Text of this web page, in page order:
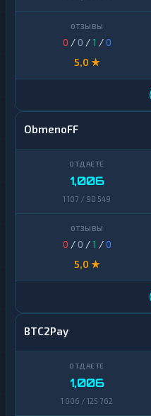
0 / 0 /1 /0
5,0 ★
ObmenoFF
1,006
1 107 / 90 549
0 / 0 /1 /0
5,0 ★
BTC2Pay
1,006
1 006 / 125 762